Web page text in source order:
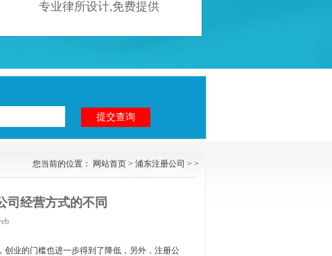
专业律所设计,免费提供
您当前的位置： 网站首页 > 浦东注册公司 > >
司经营方式的不同
业的门槛也进一步得到了降低，另外，注册公